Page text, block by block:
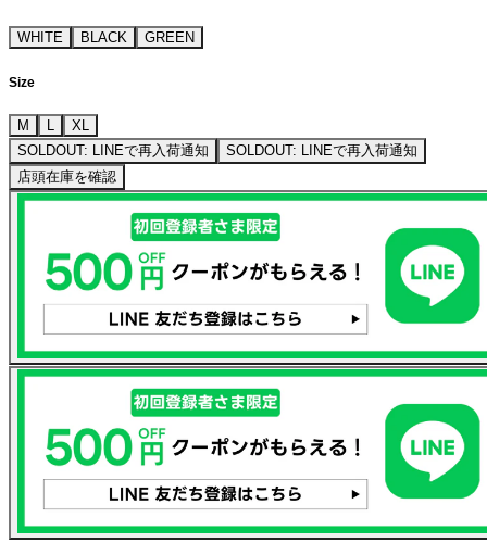
WHITE BLACK GREEN
Size
M L
XL
SOLDOUT: LINEで再入荷通知
SOLDOUT: LINEで再入荷通知
店頭在庫を確認